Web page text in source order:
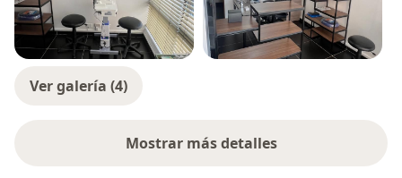
enfoque individualizado y centrado en el paciente. Mi
objetivo principal es ofrecer una atención
personalizada y de alta calidad, asegurando
Ver galería (4)
Mostrar más detalles
sobre la experiencia